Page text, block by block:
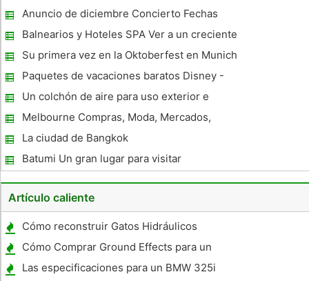
Anuncio de diciembre Concierto Fechas
Buenas noticias para sus pequeños
monstruos
Balnearios y Hoteles SPA Ver a un creciente
número de clientes masculinos
Su primera vez en la Oktoberfest en Munich
Paquetes de vacaciones baratos Disney -
Viajar en tiempos difíciles
Un colchón de aire para uso exterior e
interior
Melbourne Compras, Moda, Mercados,
Artes, Centros /Centros Comerciales en
Melbourne
La ciudad de Bangkok
Batumi Un gran lugar para visitar
Artículo caliente
Cómo reconstruir Gatos Hidráulicos
Cómo Comprar Ground Effects para un
Chevy Silverado 1998
Las especificaciones para un BMW 325i